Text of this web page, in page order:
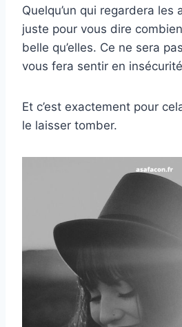
Quelqu’un qui regardera les
juste pour vous dire
belle qu’elles. Ce ne sera
vous fera sentir en
Et c’est exactement pour
le laisser tomber.